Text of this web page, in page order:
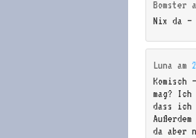
Bomster
Nix da –
Luna am
mag?
dass ich
da aber